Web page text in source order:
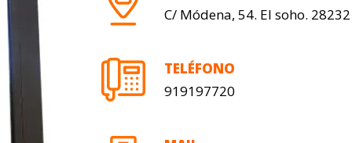
C/ Módena, 54. El soho.
TELÉFONO
919197720